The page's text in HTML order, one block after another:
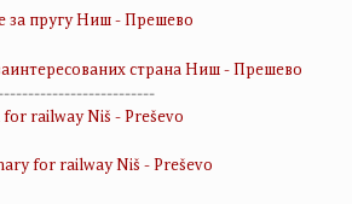
за пругу Ниш - Прешево
страна Ниш - Прешево
railway Niš - Preševo
for railway Niš - Preševo